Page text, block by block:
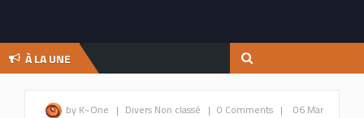
À LA UNE
by K~One | Divers Non classé | 0 Comments |
06 Mar